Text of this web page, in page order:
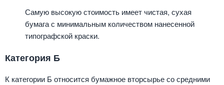
Самую высокую стоимость имеет чистая, сухая
бумага с минимальным количеством нанесенной
типографской краски.
Категория Б
К категории Б относится бумажное вторсырье со средними